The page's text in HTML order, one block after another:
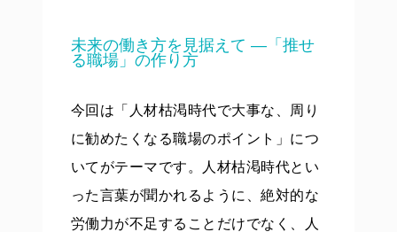
未来の働き方を見据えて ―「推せ
る職場」の作り方
今回は「人材枯渇時代で大事な、周り
に勧めたくなる職場のポイント」につ
いてがテーマです。人材枯渇時代とい
った言葉が聞かれるように、絶対的な
労働力が不足することだけでなく、人